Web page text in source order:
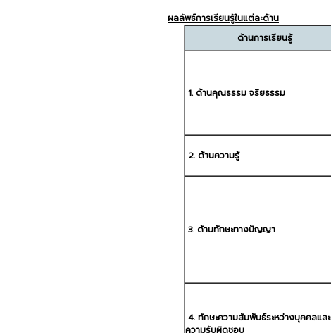
ผลลัพธ์การเรียนรู้ในแต่ละด้าน
ด้านการเรียนรู้
1. ด้านคุณธรรม จริยธรรม
2. ด้านความรู้
3. ด้านทักษะทางปัญญา
4. ทักษะความสัมพันธ์ระหว่างบุคคลและ
ความรับผิดชอบ